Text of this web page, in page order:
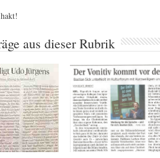
aus dieser Rubrik